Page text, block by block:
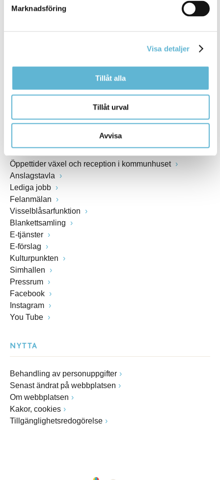
Marknadsföring
Visa detaljer
Tillåt alla
Tillåt urval
Avvisa
Box 18, 295 21 Bromölla
Fax: 0456-82 22 00
Öppettider växel och reception i kommunhuset
Anslagstavla
Lediga jobb
Felanmälan
Visselblåsarfunktion
Blankettsamling
E-tjänster
E-förslag
Kulturpunkten
Simhallen
Pressrum
Facebook
Instagram
You Tube
NYTTA
Behandling av personuppgifter
Senast ändrat på webbplatsen
Om webbplatsen
Kakor, cookies
Tillgänglighetsredogörelse